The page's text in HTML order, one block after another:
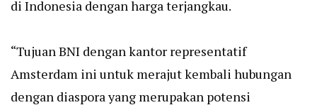
di Indonesia dengan harga terjangkau.
“Tujuan BNI dengan kantor representatif
Amsterdam ini untuk merajut kembali hubungan
dengan diaspora yang merupakan potensi